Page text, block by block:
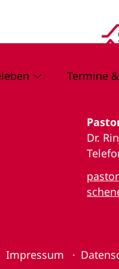
Termine
Dr.
Impressum